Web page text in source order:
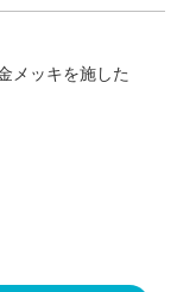
メッキを施した